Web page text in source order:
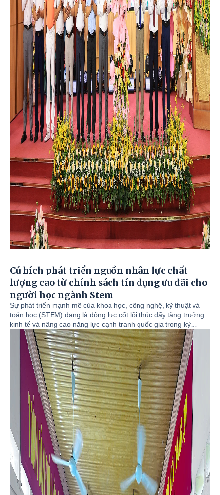
Cú hích phát triển nguồn nhân lực chất
lượng cao từ chính sách tín dụng ưu đãi cho
người học ngành Stem
Sự phát triển mạnh mẽ của khoa học, công nghệ, kỹ thuật và
toán học (STEM) đang là động lực cốt lõi thúc đẩy tăng trưởng
kinh tế và nâng cao năng lực cạnh tranh quốc gia trong kỷ
nguyên số. Nhằm hỗ trợ người học các ngành then chốt này,
Chính phủ đã ban hành Chính sách Tín dụng Ưu đãi đặc biệt
dành cho nhóm ngành STEM, tạo điều kiện để thế hệ trẻ yên
tâm theo đuổi đam mê, góp phần xây dựng đội ngũ nhân lực
chất lượng cao cho đất nước.